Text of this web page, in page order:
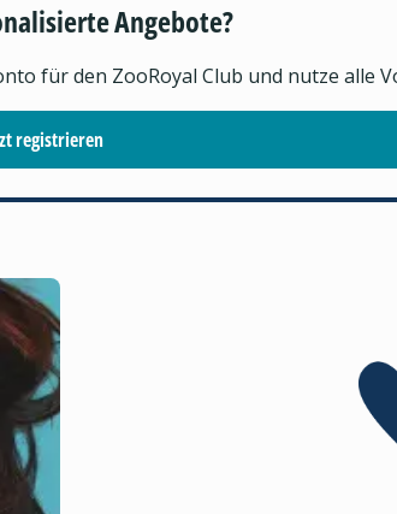
Angebote?
für den ZooRoyal Club und nutze alle
registrieren